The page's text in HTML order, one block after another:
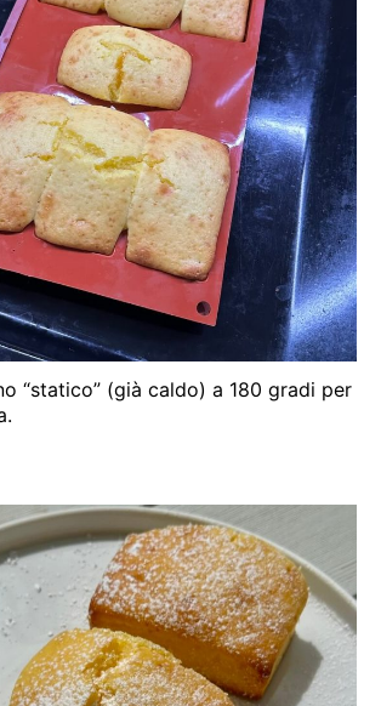
“statico” (già caldo) a 180 gradi per